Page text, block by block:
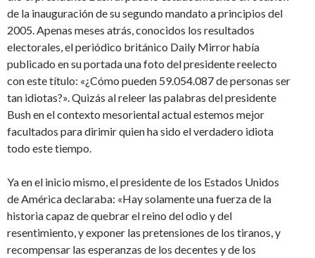
de la inauguración de su segundo mandato a principios del
2005. Apenas meses atrás, conocidos los resultados
electorales, el periódico británico Daily Mirror había
publicado en su portada una foto del presidente reelecto
con este título: «¿Cómo pueden 59.054.087 de personas ser
tan idiotas?». Quizás al releer las palabras del presidente
Bush en el contexto mesoriental actual estemos mejor
facultados para dirimir quien ha sido el verdadero idiota
todo este tiempo.
Ya en el inicio mismo, el presidente de los Estados Unidos
de América declaraba: «Hay solamente una fuerza de la
historia capaz de quebrar el reino del odio y del
resentimiento, y exponer las pretensiones de los tiranos, y
recompensar las esperanzas de los decentes y de los